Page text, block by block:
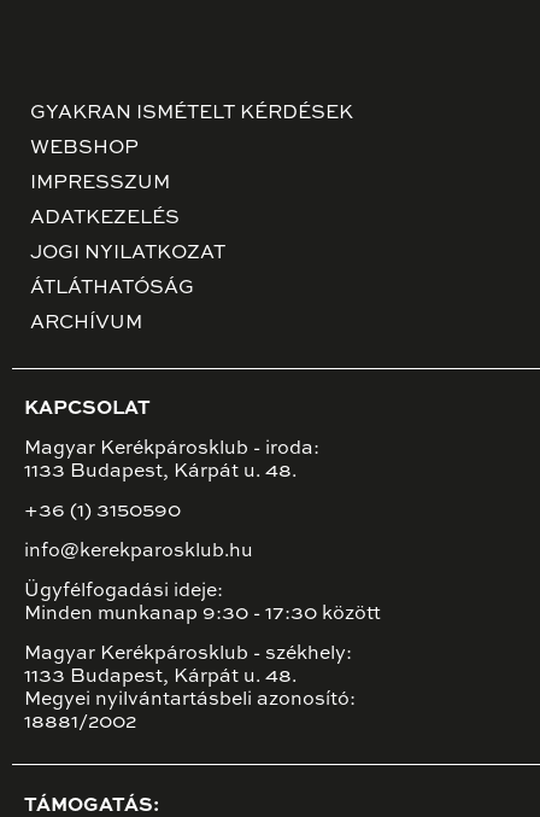
GYAKRAN ISMÉTELT KÉRDÉSEK
WEBSHOP
IMPRESSZUM
ADATKEZELÉS
JOGI NYILATKOZAT
ÁTLÁTHATÓSÁG
ARCHÍVUM
KAPCSOLAT
Magyar Kerékpárosklub - iroda:
1133 Budapest, Kárpát u. 48.
+36 (1) 3150590
info@kerekparosklub.hu
Ügyfélfogadási ideje:
Minden munkanap 9:30 - 17:30 között
Magyar Kerékpárosklub - székhely:
1133 Budapest, Kárpát u. 48.
Megyei nyilvántartásbeli azonosító:
18881/2002
TÁMOGATÁS: